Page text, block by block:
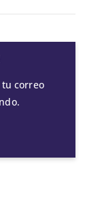
correo